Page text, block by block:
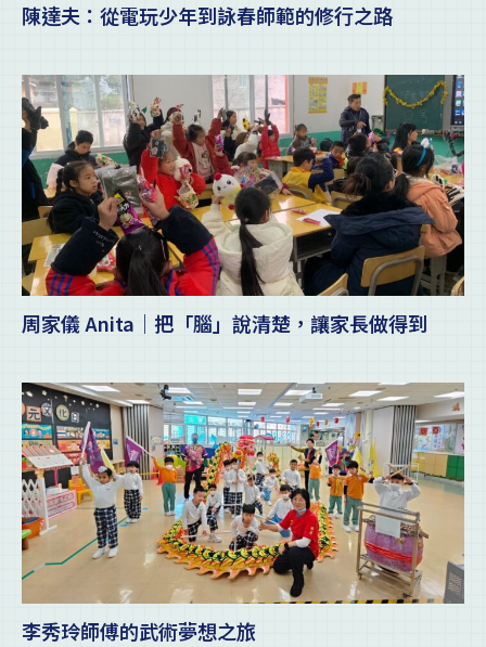
陳達夫：從電玩少年到詠春師範的修行之路
周家儀 Anita｜把「腦」說清楚，讓家長做得到
李秀玲師傅的武術夢想之旅